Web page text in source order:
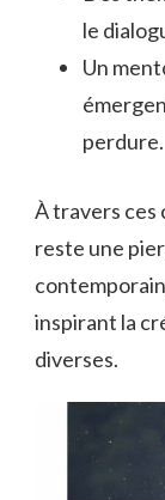
le
Un
perdure.
À travers ces
reste une
inspirant la
diverses.